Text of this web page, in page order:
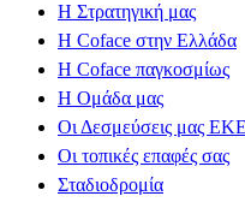
Η Στρατηγική μας
Η Coface στην Ελλάδα
Η Coface παγκοσμίως
Η Ομάδα μας
Οι Δεσμεύσεις μας ΕΚΕ
Οι τοπικές επαφές σας
Σταδιοδρομία